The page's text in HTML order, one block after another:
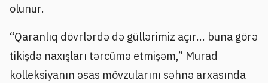
olunur.
“Qaranlıq dövrlərdə də güllərimiz açır... buna görə
tikişdə naxışları tərcümə etmişəm,” Murad
kolleksiyanın əsas mövzularını səhnə arxasında